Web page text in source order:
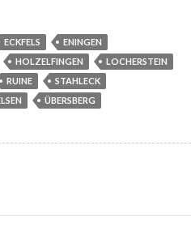
ECKFELS
ENINGEN
HOLZELFINGEN
LOCHERSTEIN
RUINE
STAHLECK
ÜBERSBERG